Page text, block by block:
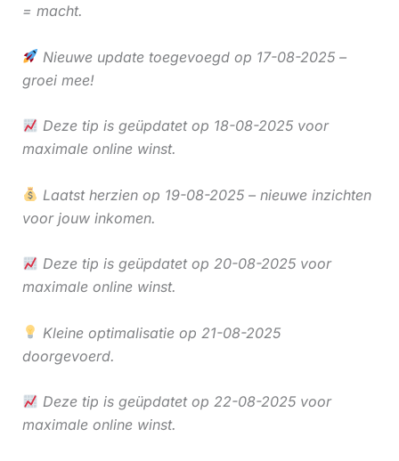
= macht.
Nieuwe update toegevoegd op 17-08-2025 –
groei mee!
Deze tip is geüpdatet op 18-08-2025 voor
maximale online winst.
Laatst herzien op 19-08-2025 – nieuwe inzichten
voor jouw inkomen.
Deze tip is geüpdatet op 20-08-2025 voor
maximale online winst.
Kleine optimalisatie op 21-08-2025
doorgevoerd.
Deze tip is geüpdatet op 22-08-2025 voor
maximale online winst.